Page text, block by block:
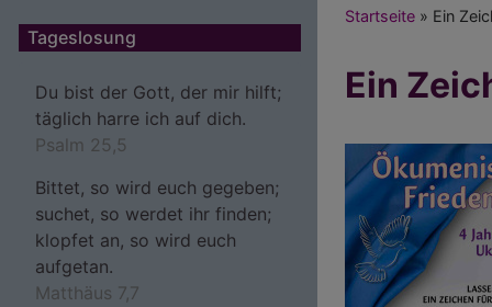
Tageslosung
Du bist der Gott, der mir hilft;
täglich harre ich auf dich.
Psalm 25,5
Bittet, so wird euch gegeben;
suchet, so werdet ihr finden;
klopfet an, so wird euch
aufgetan.
Matthäus 7,7
Startseite Ein
Ein